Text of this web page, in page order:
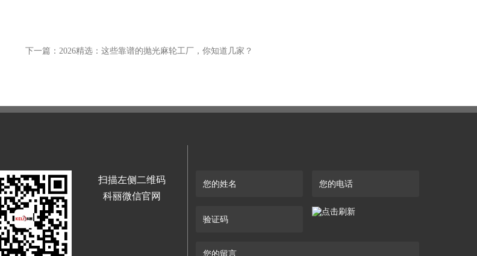
下一篇：2026精选：这些靠谱的抛光麻轮工厂，你知道几家？
扫描左侧二维码
科丽微信官网